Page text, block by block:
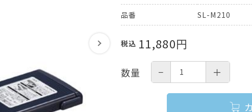
品番 SL-M210
税込 11,880円
数量 − ＋